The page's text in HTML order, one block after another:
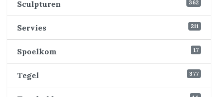
Sculpturen 362
Servies 211
Spoelkom 17
Tegel 377